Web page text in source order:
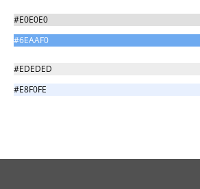
#E0E0E0
#6EAAF0
#EDEDED
#E8F0FE